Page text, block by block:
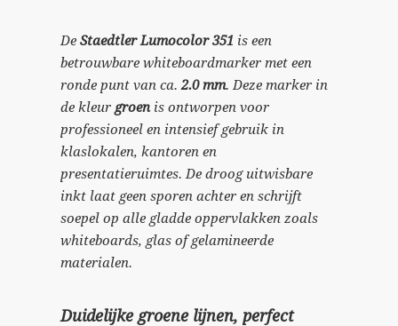
DeStaedtler Lumocolor 351 is een
betrouwbare whiteboardmarker met een
ronde punt van ca.2.0 mm. Deze marker in
de kleurgroenis ontworpen voor
professioneel en intensief gebruik in
klaslokalen, kantoren en
presentatieruimtes. De droog uitwisbare
inkt laat geen sporen achter en schrijft
soepel op alle gladde oppervlakken zoals
whiteboards, glas of gelamineerde
materialen.
Duidelijke groene lijnen, perfect